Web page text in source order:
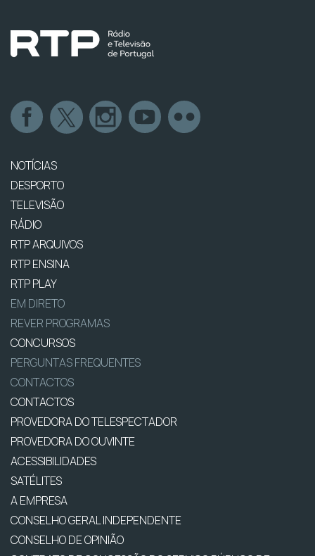
NOTÍCIAS
DESPORTO
TELEVISÃO
RÁDIO
RTP ARQUIVOS
RTP ENSINA
RTP PLAY
EM DIRETO
REVER PROGRAMAS
CONCURSOS
PERGUNTAS FREQUENTES
CONTACTOS
CONTACTOS
PROVEDORA DO TELESPECTADOR
PROVEDORA DO OUVINTE
ACESSIBILIDADES
SATÉLITES
A EMPRESA
CONSELHO GERAL INDEPENDENTE
CONSELHO DE OPINIÃO